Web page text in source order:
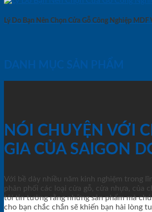
Lý Do Bạn Nên Chọn Cửa Gỗ Công Nghiệp MDF
DANH MỤC SẢN PHẨM
NÓI CHUYỆN VỚI
GIA CỦA SAIGON
Với bề dày nhiều năm kinh nghiệm trong
phân phối các loại cửa gỗ, cửa nhựa, của
tôi tin tưởng rằng những sản phẩm mà
cho bạn chắc chắn sẽ khiến bạn hài lòng